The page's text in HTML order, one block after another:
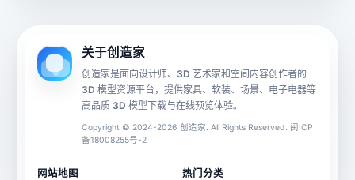
文件大小
关于创造家
创造家是面向设计师、3D 艺术家和空间内容创作者的
3D 模型资源平台，提供家具、软装、场景、电子电器等
高品质 3D 模型下载与在线预览体验。
Copyright © 2024-2026 创造家. All Rights Reserved. 闽ICP
备18008255号-2
网站地图 热门分类